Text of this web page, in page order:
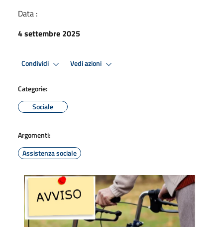
Data :
4 settembre 2025
Condividi Vedi azioni
Categorie:
Sociale
Argomenti:
Assistenza sociale